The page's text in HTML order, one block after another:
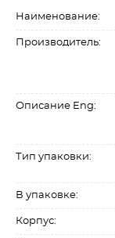
Наименование:
Производитель:
Описание Eng:
Тип упаковки:
В упаковке:
Корпус: